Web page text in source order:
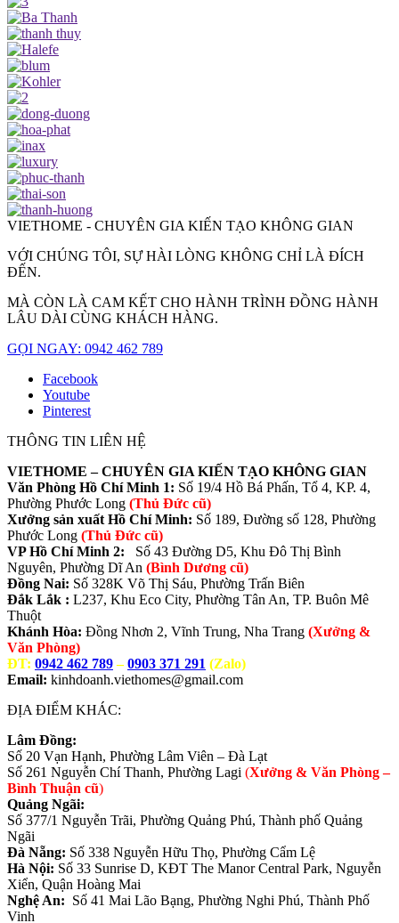
VIETHOME - CHUYÊN GIA KIẾN TẠO KHÔNG GIAN
VỚI CHÚNG TÔI, SỰ HÀI LÒNG KHÔNG CHỈ LÀ ĐÍCH
ĐẾN.
MÀ CÒN LÀ CAM KẾT CHO HÀNH TRÌNH ĐỒNG HÀNH
LÂU DÀI CÙNG KHÁCH HÀNG.
GỌI NGAY: 0942 462 789
Facebook
Youtube
Pinterest
THÔNG TIN LIÊN HỆ
VIETHOME – CHUYÊN GIA KIẾN TẠO KHÔNG GIAN
Văn Phòng Hồ Chí Minh 1: Số 19/4 Hồ Bá Phấn, Tổ 4, KP. 4,
Phường Phước Long (Thủ Đức cũ)
Xưởng sản xuất Hồ Chí Minh: Số 189, Đường số 128, Phường
Phước Long (Thủ Đức cũ)
VP Hồ Chí Minh 2: Số 43 Đường D5, Khu Đô Thị Bình
Nguyên, Phường Dĩ An (Bình Dương cũ)
Đồng Nai: Số 328K Võ Thị Sáu, Phường Trấn Biên
Đắk Lắk : L237, Khu Eco City, Phường Tân An, TP. Buôn Mê
Thuột
Khánh Hòa: Đồng Nhơn 2, Vĩnh Trung, Nha Trang (Xưởng &
Văn Phòng)
ĐT: 0942 462 789–0903 371 291 (Zalo)
Email: kinhdoanh.viethomes@gmail.com
ĐỊA ĐIỂM KHÁC:
Lâm Đồng:
Số 20 Vạn Hạnh, Phường Lâm Viên – Đà Lạt
Số 261 Nguyễn Chí Thanh, Phường Lagi (Xưởng & Văn Phòng –
Bình Thuận cũ)
Quảng Ngãi:
Số 377/1 Nguyễn Trãi, Phường Quảng Phú, Thành phố Quảng
Ngãi
Đà Nẵng: Số 338 Nguyễn Hữu Thọ, Phường Cẩm Lệ
Hà Nội: Số 33 Sunrise D, KĐT The Manor Central Park, Nguyễn
Xiển, Quận Hoàng Mai
Nghệ An: Số 41 Mai Lão Bạng, Phường Nghi Phú, Thành Phố
Vinh